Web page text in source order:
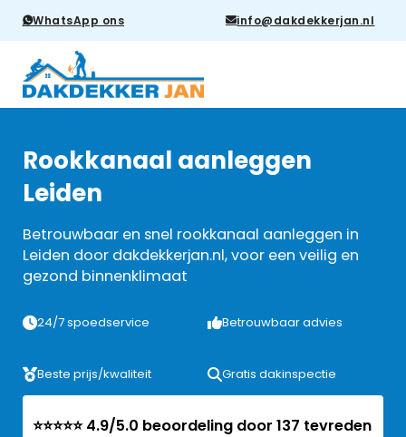
WhatsApp ons info@dakdekkerjan.nl
Rookkanaal aanleggen
Leiden
Betrouwbaar en snel rookkanaal aanleggen in
Leiden door dakdekkerjan.nl, voor een veilig en
gezond binnenklimaat
24/7 spoedservice Betrouwbaar advies
Beste prijs/kwaliteit Gratis dakinspectie
⭐⭐⭐⭐⭐ 4.9/5.0 beoordeling door 137 tevreden